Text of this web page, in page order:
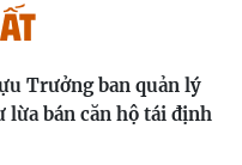
Trưởng ban quản lý
lừa bán căn hộ tái định